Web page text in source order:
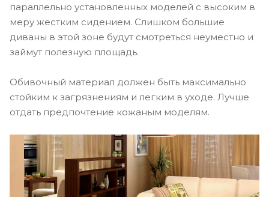
параллельно установленных моделей с высоким в
меру жестким сидением. Слишком большие
диваны в этой зоне будут смотреться неуместно и
займут полезную площадь.
Обивочный материал должен быть максимально
стойким к загрязнениям и легким в уходе. Лучше
отдать предпочтение кожаным моделям.